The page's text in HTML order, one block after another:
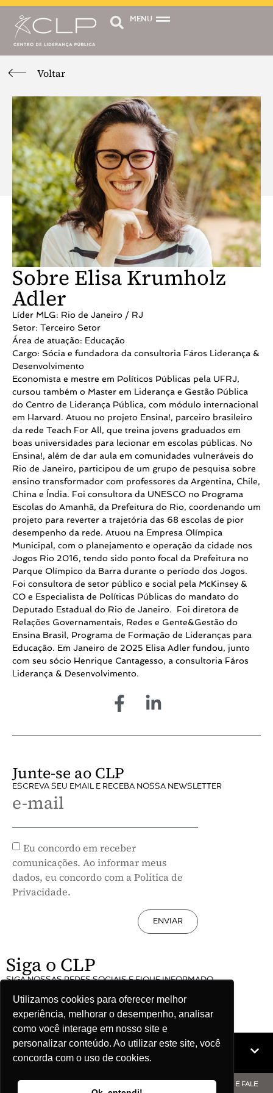
Utilizamos cookies para oferecer melhor
experiência, melhorar o desempenho, analisar
como você interage em nosso site e
personalizar conteúdo. Ao utilizar este site, você
concorda com o uso de cookies.
MENU
Voltar
Sobre Elisa Krumholz
Adler
Líder MLG: Rio de Janeiro / RJ
Setor: Terceiro Setor
Área de atuação: Educação
Cargo: Sócia e fundadora da consultoria Fáros Liderança &
Desenvolvimento
Economista e mestre em Políticos Públicas pela UFRJ,
cursou também o Master em Liderança e Gestão Pública
do Centro de Liderança Pública, com módulo internacional
em Harvard. Atuou no projeto Ensina!, parceiro brasileiro
da rede Teach For All, que treina jovens graduados em
boas universidades para lecionar em escolas públicas. No
Ensina!, além de dar aula em comunidades vulneráveis do
Rio de Janeiro, participou de um grupo de pesquisa sobre
ensino transformador com professores da Argentina, Chile,
China e Índia. Foi consultora da UNESCO no Programa
Escolas do Amanhã, da Prefeitura do Rio, coordenando um
projeto para reverter a trajetória das 68 escolas de pior
desempenho da rede. Atuou na Empresa Olímpica
Municipal, com o planejamento e operação da cidade nos
Jogos Rio 2016, tendo sido ponto focal da Prefeitura no
Parque Olímpico da Barra durante o período dos Jogos.
Foi consultora de setor público e social pela McKinsey &
CO e Especialista de Políticas Públicas do mandato do
Deputado Estadual do Rio de Janeiro. Foi diretora de
Relações Governamentais, Redes e Gente&Gestão do
Ensina Brasil, Programa de Formação de Lideranças para
Educação. Em Janeiro de 2025 Elisa Adler fundou, junto
com seu sócio Henrique Cantagesso, a consultoria Fáros
Liderança & Desenvolvimento.
Junte-se ao CLP
ESCREVA SEU EMAIL E RECEBA NOSSA NEWSLETTER
e-mail
Eu concordo em receber
comunicações. Ao informar meus
dados, eu concordo com a Política de
Privacidade.
ENVIAR
Siga o CLP
SIGA NOSSAS REDES SOCIAIS E FIQUE INFORMADO
Mapa do site
© COPYRIGHT CLP - CNPJ: 09.512.143/0001-57 - CLIQUE AQUI E FALE